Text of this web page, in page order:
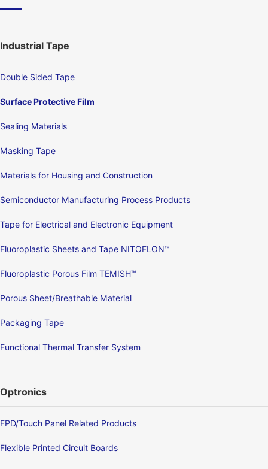
Industrial Tape
Double Sided Tape
Surface Protective Film
Sealing Materials
Masking Tape
Materials for Housing and Construction
Semiconductor Manufacturing Process Products
Tape for Electrical and Electronic Equipment
Fluoroplastic Sheets and Tape NITOFLON™
Fluoroplastic Porous Film TEMISH™
Porous Sheet/Breathable Material
Packaging Tape
Functional Thermal Transfer System
Optronics
FPD/Touch Panel Related Products
Flexible Printed Circuit Boards